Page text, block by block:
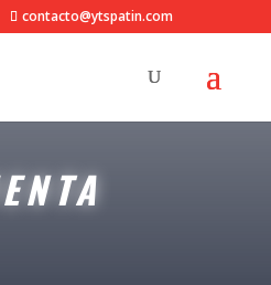
contacto@ytspatin.com